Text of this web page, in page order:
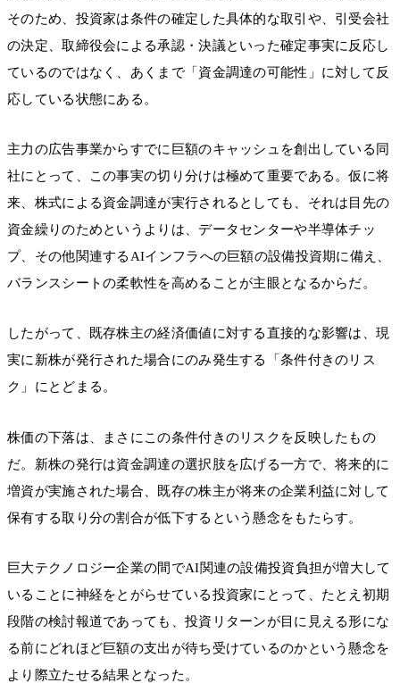
そのため、投資家は条件の確定した具体的な取引や、引受会社
の決定、取締役会による承認・決議といった確定事実に反応し
ているのではなく、あくまで「資金調達の可能性」に対して反
応している状態にある。
主力の広告事業からすでに巨額のキャッシュを創出している同
社にとって、この事実の切り分けは極めて重要である。仮に将
来、株式による資金調達が実行されるとしても、それは目先の
資金繰りのためというよりは、データセンターや半導体チッ
プ、その他関連するAIインフラへの巨額の設備投資期に備え、
バランスシートの柔軟性を高めることが主眼となるからだ。
したがって、既存株主の経済価値に対する直接的な影響は、現
実に新株が発行された場合にのみ発生する「条件付きのリス
ク」にとどまる。
株価の下落は、まさにこの条件付きのリスクを反映したもの
だ。新株の発行は資金調達の選択肢を広げる一方で、将来的に
増資が実施された場合、既存の株主が将来の企業利益に対して
保有する取り分の割合が低下するという懸念をもたらす。
巨大テクノロジー企業の間でAI関連の設備投資負担が増大して
いることに神経をとがらせている投資家にとって、たとえ初期
段階の検討報道であっても、投資リターンが目に見える形にな
る前にどれほど巨額の支出が待ち受けているのかという懸念を
より際立たせる結果となった。